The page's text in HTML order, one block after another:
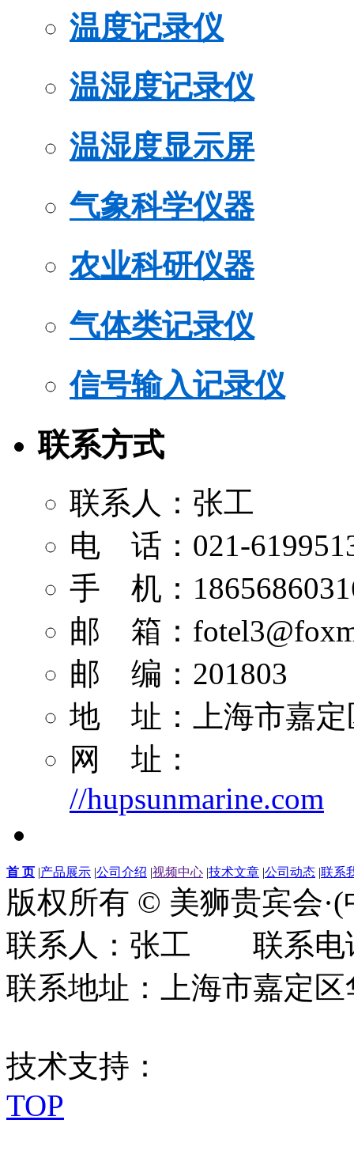
温度记录仪
温湿度记录仪
温湿度显示屏
气象科学仪器
农业科研仪器
气体类记录仪
信号输入记录仪
联系方式
联系人：张工
电 话：021-
手 机：
邮 箱：
邮 编：201803
地 址：上海市嘉定
网 址：
//hupsunmarine.com
首 页 |产品展示 |公司介绍 |视频中心 |技术文章 |公司动态 |联系
版权所有 © 美狮贵宾会
联系人：张工 联系电
联系地址：上海市嘉定
技术支持：
TOP